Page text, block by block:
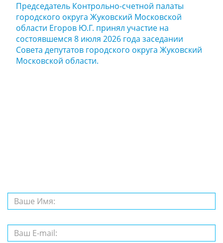
Председатель Контрольно-счетной палаты
городского округа Жуковский Московской
области Егоров Ю.Г. принял участие на
состоявшемся 8 июля 2026 года заседании
Совета депутатов городского округа Жуковский
Московской области.